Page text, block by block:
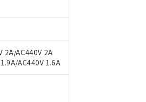
2A/AC440V 2A
AC440V 1.6A
はお客様担当のオムロン制御機器販売店・
ワーク
」をご確認ください。
者に漏洩または開示しないようお願いしま
だくには、I-Webメンバーズにご登録され
確認しています。
あります。
BBP(フタル酸ブチルベンジル) : 1000ppm、
を示します。
、環境に深刻な影響を及ぼさない年数を意
よび3の内容を当該第三者に通知します。
出するおそれがある場合は、取り引きをい
先、またはお客様担当のオムロン制御